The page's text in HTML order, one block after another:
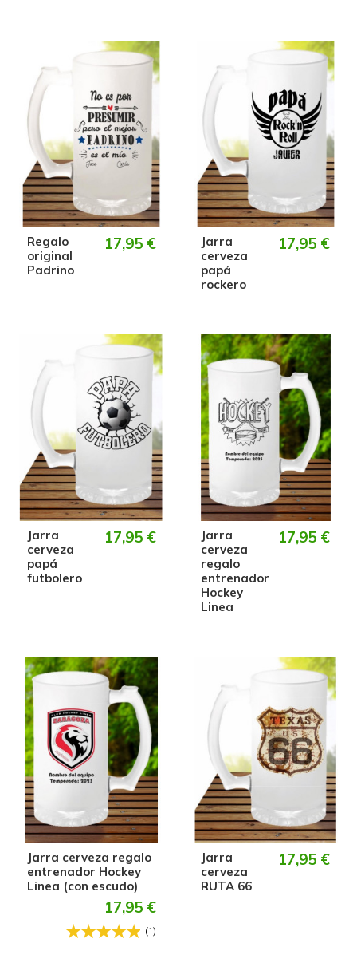
Regalo
original
Padrino
17,95 €
Jarra
cerveza
papá
rockero
17,95 €
Jarra
cerveza
papá
futbolero
17,95 €
Jarra
cerveza
regalo
entrenador
Hockey
Linea
17,95 €
Jarra cerveza regalo
entrenador Hockey
Linea (con escudo)
17,95 €
(1)
Jarra
cerveza
RUTA 66
17,95 €